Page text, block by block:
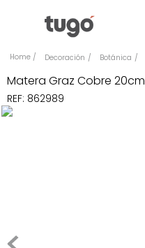
Decoración Botánica
Matera Graz Cobre 20cm
REF: 862989
Comedor
Silla